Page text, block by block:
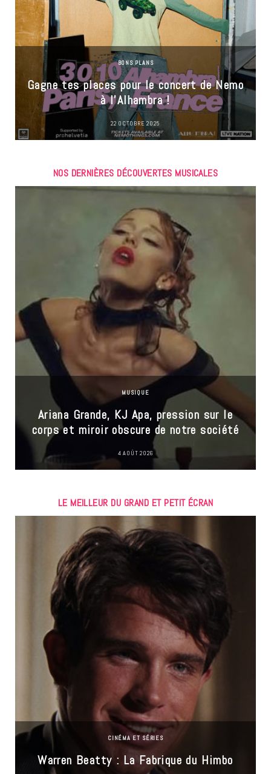
BONS PLANS
Gagne tes places pour le concert de Nemo
à l’Alhambra !
22 OCTOBRE 2025
NOS DERNIÈRES DÉCOUVERTES MUSICALES
MUSIQUE
Ariana Grande, KJ Apa, pression sur le
corps et miroir obscure de notre société
4 AOÛT 2026
LE MEILLEUR DU GRAND ET PETIT ÉCRAN
CINÉMA ET SÉRIES
Warren Beatty : La Fabrique du Himbo